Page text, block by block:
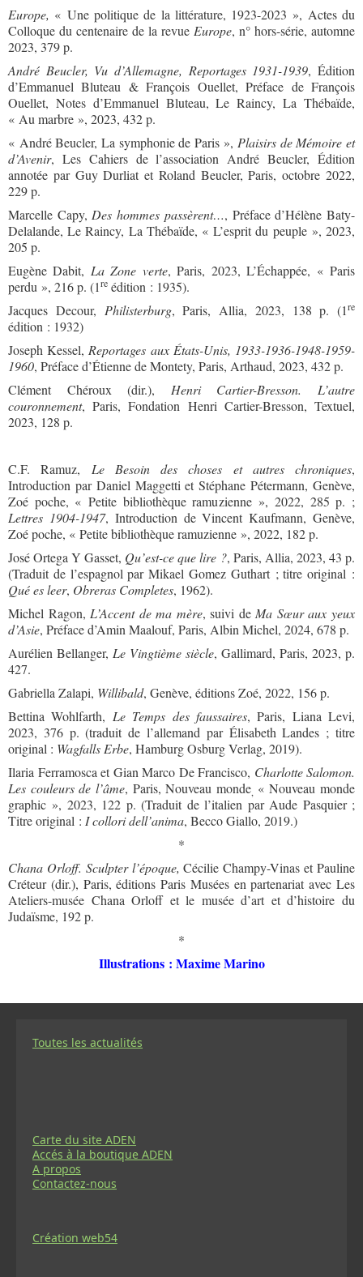
Europe, « Une politique de la littérature, 1923-2023 », Actes du
Colloque du centenaire de la revue Europe, n° hors-série, automne
2023, 379 p.
André Beucler, Vu d’Allemagne, Reportages 1931-1939, Édition
d’Emmanuel Bluteau & François Ouellet, Préface de François
Ouellet, Notes d’Emmanuel Bluteau, Le Raincy, La Thébaïde,
« Au marbre », 2023, 432 p.
« André Beucler, La symphonie de Paris », Plaisirs de Mémoire et
d’Avenir, Les Cahiers de l’association André Beucler, Édition
annotée par Guy Durliat et Roland Beucler, Paris, octobre 2022,
229 p.
Marcelle Capy, Des hommes passèrent…, Préface d’Hélène Baty-
Delalande, Le Raincy, La Thébaïde, « L’esprit du peuple », 2023,
205 p.
Eugène Dabit, La Zone verte, Paris, 2023, L’Échappée, « Paris
perdu », 216 p. (1re édition : 1935).
Jacques Decour, Philisterburg, Paris, Allia, 2023, 138 p. (1re
édition : 1932)
Joseph Kessel, Reportages aux États-Unis, 1933-1936-1948-1959-
1960, Préface d’Étienne de Montety, Paris, Arthaud, 2023, 432 p.
Clément Chéroux (dir.), Henri Cartier-Bresson. L’autre
couronnement, Paris, Fondation Henri Cartier-Bresson, Textuel,
2023, 128 p.
C.F. Ramuz, Le Besoin des choses et autres chroniques,
Introduction par Daniel Maggetti et Stéphane Pétermann, Genève,
Zoé poche, « Petite bibliothèque ramuzienne », 2022, 285 p. ;
Lettres 1904-1947, Introduction de Vincent Kaufmann, Genève,
Zoé poche, « Petite bibliothèque ramuzienne », 2022, 182 p.
José Ortega Y Gasset, Qu’est-ce que lire ?, Paris, Allia, 2023, 43 p.
(Traduit de l’espagnol par Mikael Gomez Guthart ; titre original :
Qué es leer, Obreras Completes, 1962).
Michel Ragon, L’Accent de ma mère, suivi deMa Sœur aux yeux
d’Asie, Préface d’Amin Maalouf, Paris, Albin Michel, 2024, 678 p.
Aurélien Bellanger, Le Vingtième siècle, Gallimard, Paris, 2023, p.
427.
Gabriella Zalapi, Willibald, Genève, éditions Zoé, 2022, 156 p.
Bettina Wohlfarth, Le Temps des faussaires, Paris, Liana Levi,
2023, 376 p. (traduit de l’allemand par Élisabeth Landes ; titre
original : Wagfalls Erbe, Hamburg Osburg Verlag, 2019).
Ilaria Ferramosca et Gian Marco De Francisco, Charlotte Salomon.
Les couleurs de l’âme, Paris, Nouveau monde, « Nouveau monde
graphic », 2023, 122 p. (Traduit de l’italien par Aude Pasquier ;
Titre original : I collori dell’anima, Becco Giallo, 2019.)
*
Chana Orloff. Sculpter l’époque, Cécilie Champy-Vinas et Pauline
Créteur (dir.), Paris, éditions Paris Musées en partenariat avec Les
Ateliers-musée Chana Orloff et le musée d’art et d’histoire du
Judaïsme, 192 p.
*
Illustrations : Maxime Marino
Toutes les actualités
Carte du site ADEN
Accés à la boutique ADEN
A propos
Contactez-nous
Création web54